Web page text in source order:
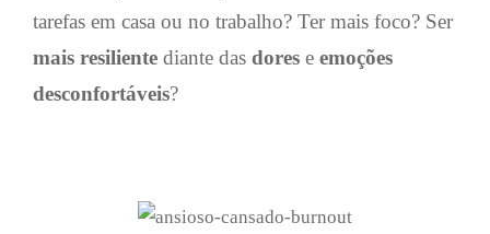
tarefas em casa ou no trabalho? Ter mais foco? Ser
mais resiliente diante das dores e emoções
desconfortáveis?